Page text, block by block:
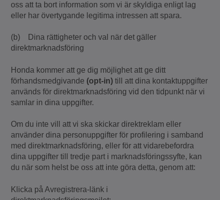
oss att ta bort information som vi är skyldiga enligt lag
eller har övertygande legitima intressen att spara.
(b) Dina rättigheter och val när det gäller
direktmarknadsföring
Honda kommer att ge dig möjlighet att ge ditt
förhandsmedgivande (opt-in) till att dina kontaktuppgifter
används för direktmarknadsföring vid den tidpunkt när vi
samlar in dina uppgifter.
Om du inte vill att vi ska skickar direktreklam eller
använder dina personuppgifter för profilering i samband
med direktmarknadsföring, eller för att vidarebefordra
dina uppgifter till tredje part i marknadsföringssyfte, kan
du när som helst be oss att inte göra detta, genom att:
Klicka på Avregistrera-länk i